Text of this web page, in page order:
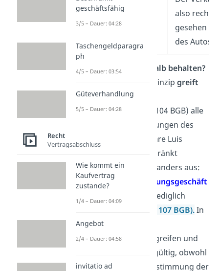
also
gesehen
des Autos.
Darf Luis das Auto deshalb behalten?
Nein. Das Abstraktionsprinzipgreift
hier nicht, da die
Geschäftsunfähigkeit (§ 104 BGB) alle
beteiligten Willenserklärungen des
Kindes nichtig macht.
Wäre Luis
(beschränkt
geschäftsfähig), sähe es anders aus:
Dann wäre das 2.
Verfügungsgeschäft
, weil es für ihn lediglich
(§ 107 BGB).In
diesem Fall würde das
Abstraktionsprinzip voll greifen und
die Übereignung bliebe gültig, obwohl
der Kaufvertrag ohne Zustimmung der
geschäftsfähig
3/5 – Dauer: 04:28
Taschengeldparagra
ph
4/5 – Dauer: 03:54
Güteverhandlung
5/5 – Dauer: 04:28
Recht
Vertragsabschluss
Wie kommt ein
Kaufvertrag
zustande?
1/4 – Dauer: 04:09
Angebot
2/4 – Dauer: 04:58
invitatio ad